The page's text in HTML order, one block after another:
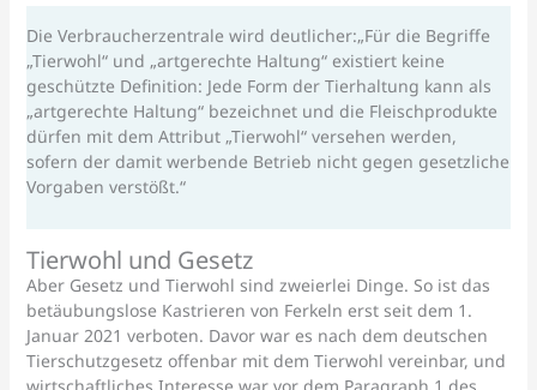
Die Verbraucherzentrale wird deutlicher:„Für die Begriffe
„Tierwohl“ und „artgerechte Haltung“ existiert keine
geschützte Definition: Jede Form der Tierhaltung kann als
„artgerechte Haltung“ bezeichnet und die Fleischprodukte
dürfen mit dem Attribut „Tierwohl“ versehen werden,
sofern der damit werbende Betrieb nicht gegen gesetzliche
Vorgaben verstößt.“
Tierwohl und Gesetz
Aber Gesetz und Tierwohl sind zweierlei Dinge. So ist das
betäubungslose Kastrieren von Ferkeln erst seit dem 1.
Januar 2021 verboten. Davor war es nach dem deutschen
Tierschutzgesetz offenbar mit dem Tierwohl vereinbar, und